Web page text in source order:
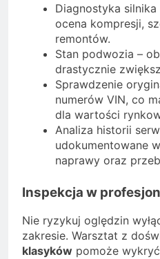
Diagnostyka silnika
ocena kompresji,
remontów.
Stan podwozia –
drastycznie
Sprawdzenie
numerów VIN, co
dla wartości
Analiza historii
udokumentowane
naprawy oraz
Inspekcja w
Nie ryzykuj oględzin
zakresie. Warsztat z
klasyków pomoże